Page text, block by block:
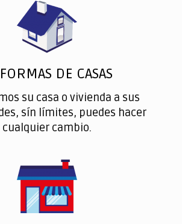
DE CASAS
su casa o vivienda a sus
sín límites, puedes hacer
cualquier cambio.